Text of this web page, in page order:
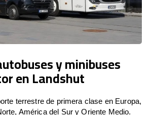
y minibuses
en Landshut
terrestre de primera clase en Europa,
América del Sur y Oriente Medio.